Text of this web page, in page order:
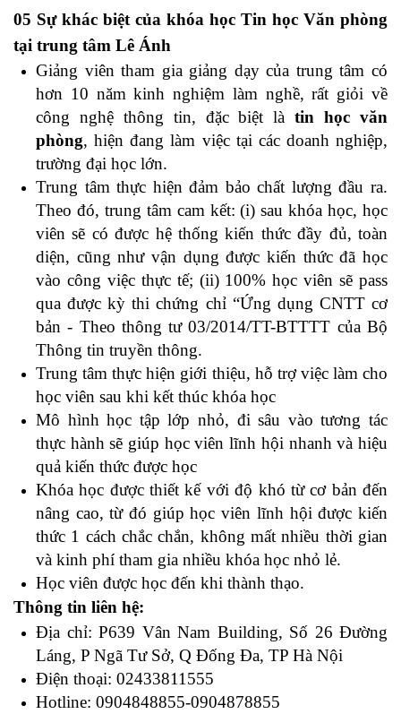
05 Sự khác biệt của khóa học Tin học Văn phòng
tại trung tâm Lê Ánh
Giảng viên tham gia giảng dạy của trung tâm có
hơn 10 năm kinh nghiệm làm nghề, rất giỏi về
công nghệ thông tin, đặc biệt làtin học văn
phòng, hiện đang làm việc tại các doanh nghiệp,
trường đại học lớn.
Trung tâm thực hiện đảm bảo chất lượng đầu ra.
Theo đó, trung tâm cam kết: (i) sau khóa học, học
viên sẽ có được hệ thống kiến thức đầy đủ, toàn
diện, cũng như vận dụng được kiến thức đã học
vào công việc thực tế; (ii) 100% học viên sẽ pass
qua được kỳ thi chứng chỉ “Ứng dụng CNTT cơ
bản - Theo thông tư 03/2014/TT-BTTTT của Bộ
Thông tin truyền thông.
Trung tâm thực hiện giới thiệu, hỗ trợ việc làm cho
học viên sau khi kết thúc khóa học
Mô hình học tập lớp nhỏ, đi sâu vào tương tác
thực hành sẽ giúp học viên lĩnh hội nhanh và hiệu
quả kiến thức được học
Khóa học được thiết kế với độ khó từ cơ bản đến
nâng cao, từ đó giúp học viên lĩnh hội được kiến
thức 1 cách chắc chắn, không mất nhiều thời gian
và kinh phí tham gia nhiều khóa học nhỏ lẻ.
Học viên được học đến khi thành thạo.
Thông tin liên hệ:
Địa chỉ: P639 Vân Nam Building, Số 26 Đường
Láng, P Ngã Tư Sở, Q Đống Đa, TP Hà Nội
Điện thoại: 02433811555
Hotline: 0904848855-0904878855